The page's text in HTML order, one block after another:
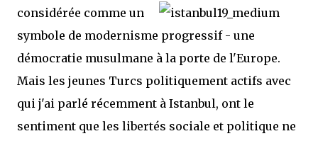
considérée comme un
symbole de modernisme progressif - une
démocratie musulmane à la porte de l'Europe.
Mais les jeunes Turcs politiquement actifs avec
qui j'ai parlé récemment à Istanbul, ont le
sentiment que les libertés sociale et politique ne